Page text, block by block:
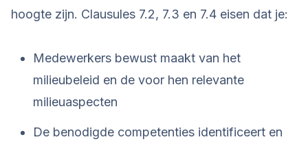
hoogte zijn. Clausules 7.2, 7.3 en 7.4 eisen dat je:
Medewerkers bewust maakt van het
milieubeleid en de voor hen relevante
milieuaspecten
De benodigde competenties identificeert en